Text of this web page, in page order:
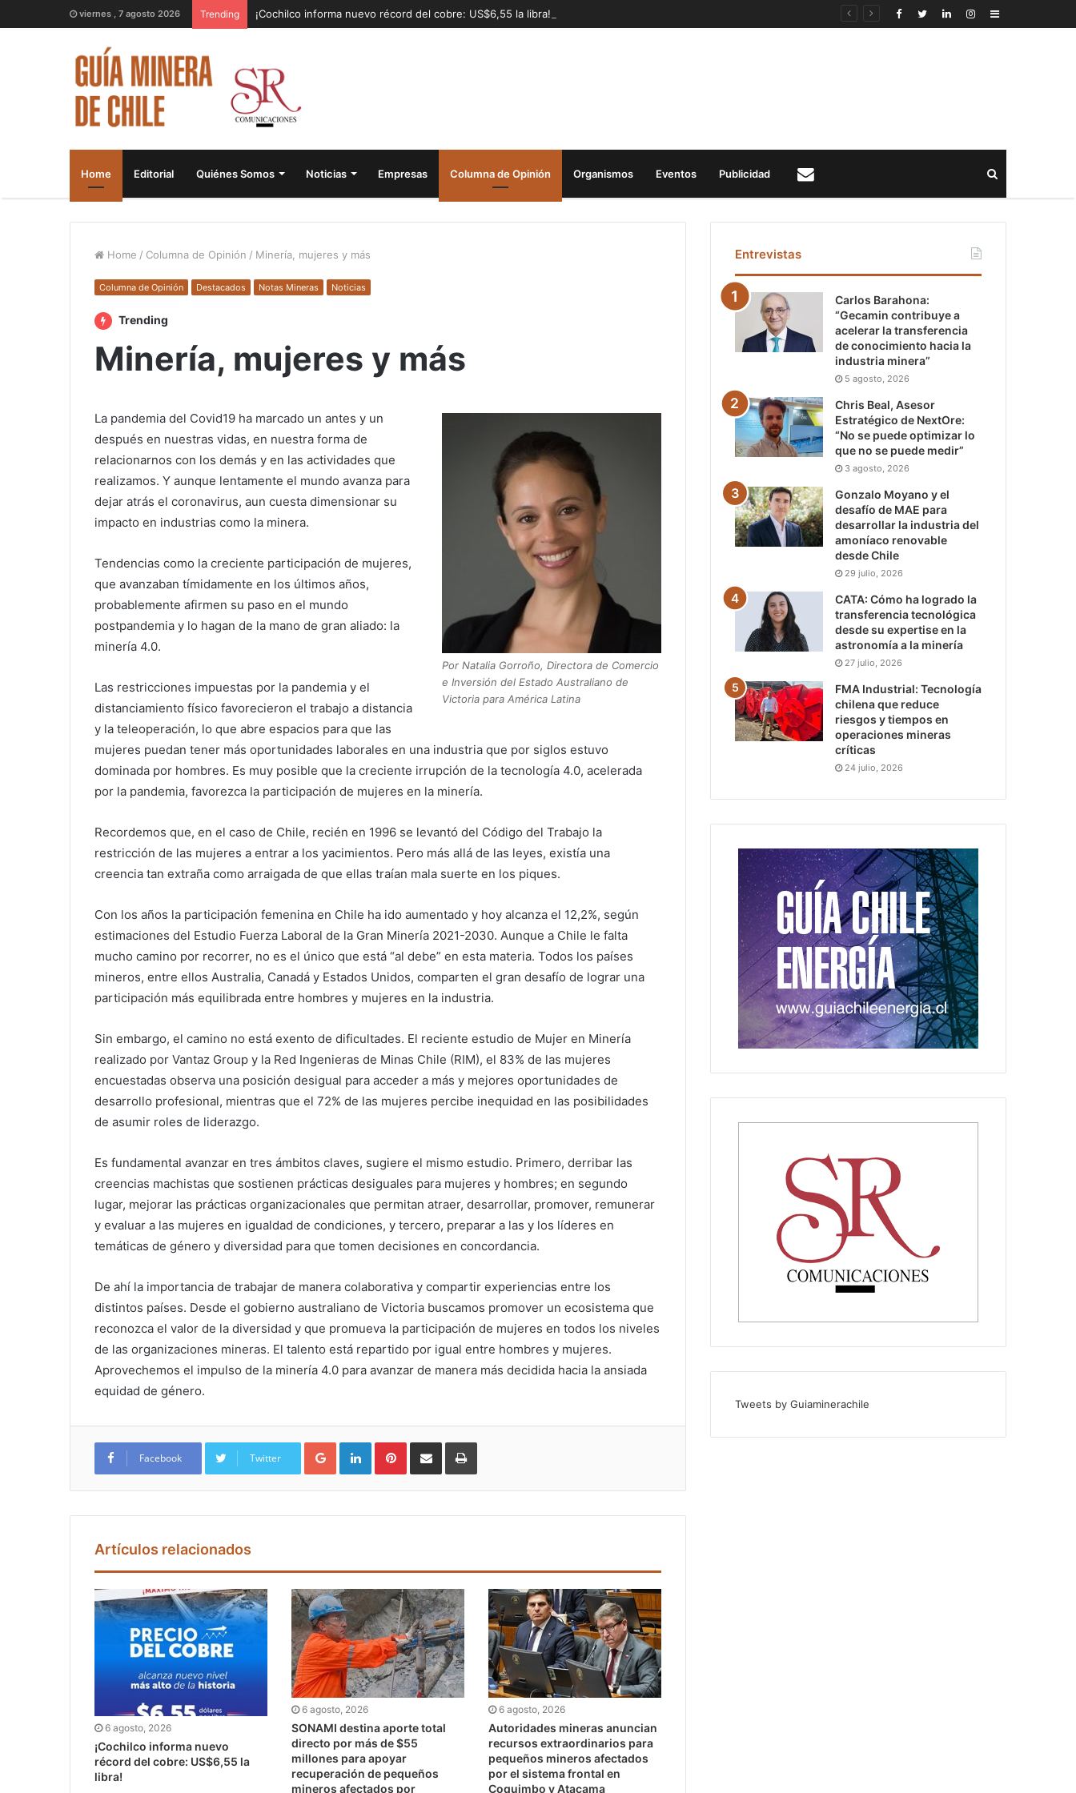
viernes , 7 agosto 2026 Trending ¡Cochilco informa nuevo récord del cobre: US$6,55 la libra! Sidebar
Home Editorial Quiénes Somos Noticias Empresas Columna de Opinión Organismos Eventos Publicidad
Home / Columna de Opinión / Minería, mujeres y más
Columna de Opinión Destacados Notas Mineras Noticias
Trending
Minería, mujeres y más
Por Natalia Gorroño, Directora de Comercio
e Inversión del Estado Australiano de
Victoria para América Latina
La pandemia del Covid19 ha marcado un antes y un
después en nuestras vidas, en nuestra forma de
relacionarnos con los demás y en las actividades que
realizamos. Y aunque lentamente el mundo avanza para
dejar atrás el coronavirus, aun cuesta dimensionar su
impacto en industrias como la minera.
Tendencias como la creciente participación de mujeres,
que avanzaban tímidamente en los últimos años,
probablemente afirmen su paso en el mundo
postpandemia y lo hagan de la mano de gran aliado: la
minería 4.0.
Las restricciones impuestas por la pandemia y el
distanciamiento físico favorecieron el trabajo a distancia
y la teleoperación, lo que abre espacios para que las
mujeres puedan tener más oportunidades laborales en una industria que por siglos estuvo
dominada por hombres. Es muy posible que la creciente irrupción de la tecnología 4.0, acelerada
por la pandemia, favorezca la participación de mujeres en la minería.
Recordemos que, en el caso de Chile, recién en 1996 se levantó del Código del Trabajo la
restricción de las mujeres a entrar a los yacimientos. Pero más allá de las leyes, existía una
creencia tan extraña como arraigada de que ellas traían mala suerte en los piques.
Con los años la participación femenina en Chile ha ido aumentado y hoy alcanza el 12,2%, según
estimaciones del Estudio Fuerza Laboral de la Gran Minería 2021-2030. Aunque a Chile le falta
mucho camino por recorrer, no es el único que está “al debe” en esta materia. Todos los países
mineros, entre ellos Australia, Canadá y Estados Unidos, comparten el gran desafío de lograr una
participación más equilibrada entre hombres y mujeres en la industria.
Sin embargo, el camino no está exento de dificultades. El reciente estudio de Mujer en Minería
realizado por Vantaz Group y la Red Ingenieras de Minas Chile (RIM), el 83% de las mujeres
encuestadas observa una posición desigual para acceder a más y mejores oportunidades de
desarrollo profesional, mientras que el 72% de las mujeres percibe inequidad en las posibilidades
de asumir roles de liderazgo.
Es fundamental avanzar en tres ámbitos claves, sugiere el mismo estudio. Primero, derribar las
creencias machistas que sostienen prácticas desiguales para mujeres y hombres; en segundo
lugar, mejorar las prácticas organizacionales que permitan atraer, desarrollar, promover, remunerar
y evaluar a las mujeres en igualdad de condiciones, y tercero, preparar a las y los líderes en
temáticas de género y diversidad para que tomen decisiones en concordancia.
De ahí la importancia de trabajar de manera colaborativa y compartir experiencias entre los
distintos países. Desde el gobierno australiano de Victoria buscamos promover un ecosistema que
reconozca el valor de la diversidad y que promueva la participación de mujeres en todos los niveles
de las organizaciones mineras. El talento está repartido por igual entre hombres y mujeres.
Aprovechemos el impulso de la minería 4.0 para avanzar de manera más decidida hacia la ansiada
equidad de género.
Facebook Twitter
Google+ LinkedIn Pinterest
Artículos relacionados
6 agosto, 2026
¡Cochilco informa nuevo
récord del cobre: US$6,55 la
libra!
6 agosto, 2026
SONAMI destina aporte total
directo por más de $55
millones para apoyar
recuperación de pequeños
mineros afectados por
6 agosto, 2026
Autoridades mineras anuncian
recursos extraordinarios para
pequeños mineros afectados
por el sistema frontal en
Coquimbo y Atacama
Entrevistas
Carlos Barahona:
“Gecamin contribuye a
acelerar la transferencia
de conocimiento hacia la
industria minera”
5 agosto, 2026
Chris Beal, Asesor
Estratégico de NextOre:
“No se puede optimizar lo
que no se puede medir”
3 agosto, 2026
Gonzalo Moyano y el
desafío de MAE para
desarrollar la industria del
amoníaco renovable
desde Chile
29 julio, 2026
CATA: Cómo ha logrado la
transferencia tecnológica
desde su expertise en la
astronomía a la minería
27 julio, 2026
FMA Industrial: Tecnología
chilena que reduce
riesgos y tiempos en
operaciones mineras
críticas
24 julio, 2026
Tweets by Guiaminerachile